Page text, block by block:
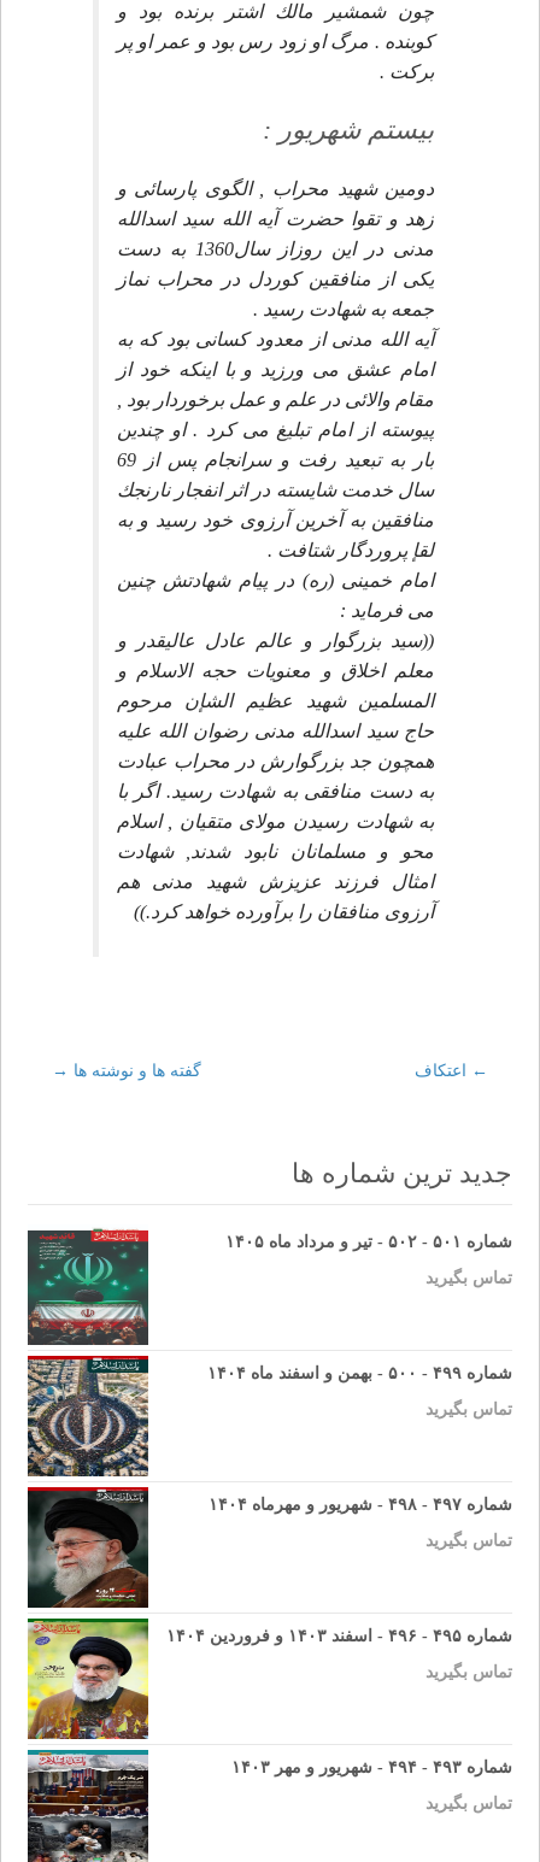
چون شمشير مالك اشتر برنده بود و
كوبنده . مرگ او زود رس بود و عمر او پر
بركت .
بيستم شهريور :
دومين شهيد محراب , الگوى پارسائى و
زهد و تقوا حضرت آيه الله سيد اسدالله
مدنى در اين روزاز سال1360 به دست
يكى از منافقين كوردل در محراب نماز
جمعه به شهادت رسيد .
آيه الله مدنى از معدود كسانى بود كه به
امام عشق مى ورزيد و با اينكه خود از
مقام والائى در علم و عمل برخوردار بود ,
پيوسته از امام تبليغ مى كرد . او چندين
بار به تبعيد رفت و سرانجام پس از 69
سال خدمت شايسته در اثر انفجار نارنجك
منافقين به آخرين آرزوى خود رسيد و به
لقإ پروردگار شتافت .
امام خمينى (ره) در پيام شهادتش چنين
مى فرمايد :
((سيد بزرگوار و عالم عادل عاليقدر و
معلم اخلاق و معنويات حجه الاسلام و
المسلمين شهيد عظيم الشإن مرحوم
حاج سيد اسدالله مدنى رضوان الله عليه
همچون جد بزرگوارش در محراب عبادت
به دست منافقى به شهادت رسيد. اگر با
به شهادت رسيدن مولاى متقيان , اسلام
محو و مسلمانان نابود شدند, شهادت
امثال فرزند عزيزش شهيد مدنى هم
آرزوى منافقان را برآورده خواهد كرد.))
Post
navigation
← اعتكاف گفته ها و نوشته ها →
جدید ترین شماره ها
شماره ۵۰۱ - ۵۰۲ - تیر و مرداد ماه ۱۴۰۵
تماس بگیرید
شماره ۴۹۹ - ۵۰۰ - بهمن و اسفند ماه ۱۴۰۴
تماس بگیرید
شماره ۴۹۷ - ۴۹۸ - شهریور و مهرماه ۱۴۰۴
تماس بگیرید
شماره ۴۹۵ - ۴۹۶ - اسفند ۱۴۰۳ و فروردین ۱۴۰۴
تماس بگیرید
شماره ۴۹۳ - ۴۹۴ - شهریور و مهر ۱۴۰۳
تماس بگیرید